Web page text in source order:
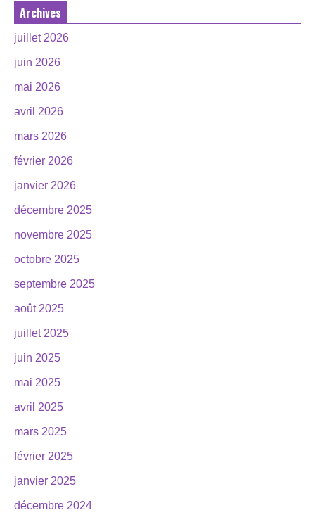
Archives
juillet 2026
juin 2026
mai 2026
avril 2026
mars 2026
février 2026
janvier 2026
décembre 2025
novembre 2025
octobre 2025
septembre 2025
août 2025
juillet 2025
juin 2025
mai 2025
avril 2025
mars 2025
février 2025
janvier 2025
décembre 2024